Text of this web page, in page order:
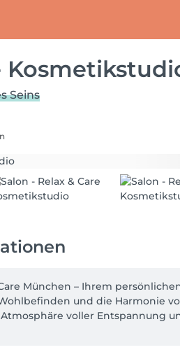
Seins
München – Ihrem
und die Harmonie
voller Entspannung